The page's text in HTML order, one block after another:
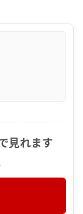
見れます